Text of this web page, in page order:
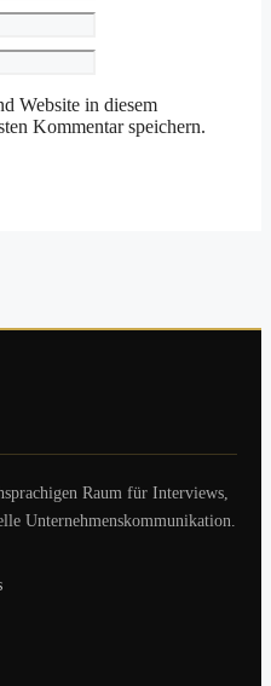
Website in diesem
Kommentar speichern.
Raum für Interviews,
Unternehmenskommunikation.